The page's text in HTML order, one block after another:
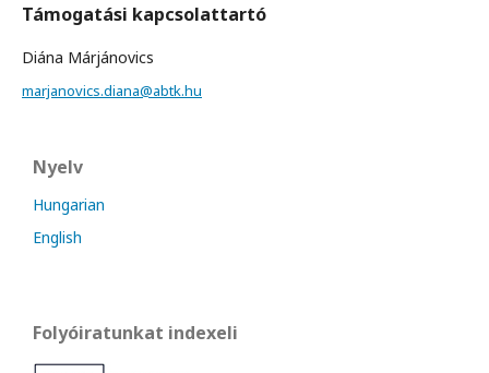
Támogatási kapcsolattartó
Diána Márjánovics
marjanovics.diana@abtk.hu
Nyelv
Hungarian
English
Folyóiratunkat indexeli